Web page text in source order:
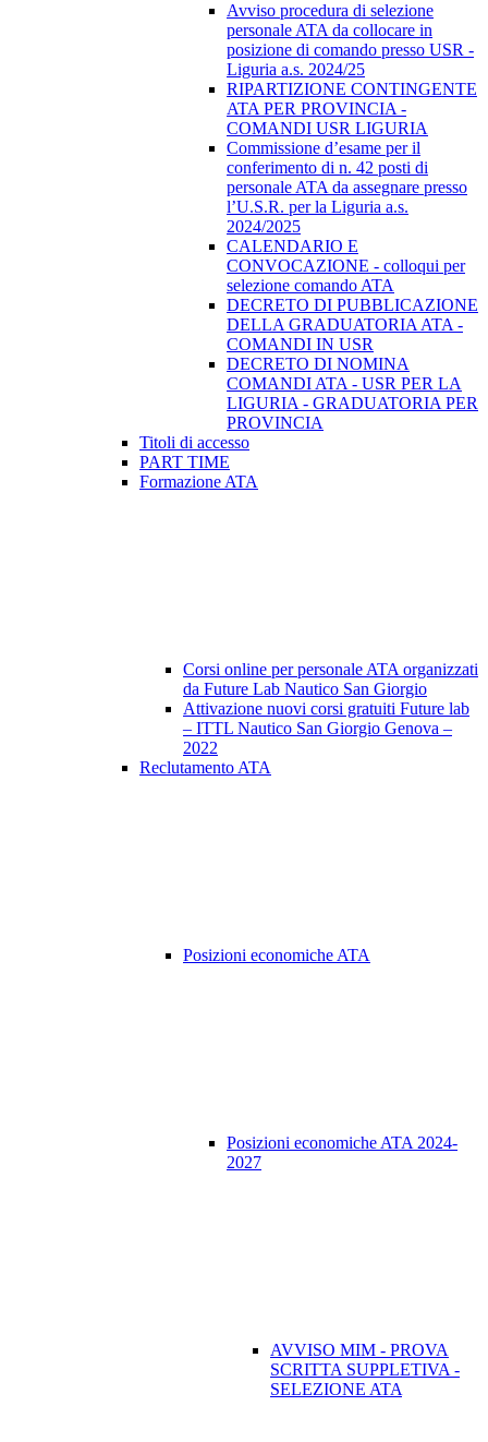
Avviso procedura di selezione
personale ATA da collocare in
posizione di comando presso USR -
Liguria a.s. 2024/25
RIPARTIZIONE CONTINGENTE
ATA PER PROVINCIA -
COMANDI USR LIGURIA
Commissione d’esame per il
conferimento di n. 42 posti di
personale ATA da assegnare presso
l’U.S.R. per la Liguria a.s.
2024/2025
CALENDARIO E
CONVOCAZIONE - colloqui per
selezione comando ATA
DECRETO DI PUBBLICAZIONE
DELLA GRADUATORIA ATA -
COMANDI IN USR
DECRETO DI NOMINA
COMANDI ATA - USR PER LA
LIGURIA - GRADUATORIA PER
PROVINCIA
Titoli di accesso
PART TIME
Formazione ATA
Corsi online per personale ATA organizzati
da Future Lab Nautico San Giorgio
Attivazione nuovi corsi gratuiti Future lab
– ITTL Nautico San Giorgio Genova –
2022
Reclutamento ATA
Posizioni economiche ATA
Posizioni economiche ATA 2024-
2027
AVVISO MIM - PROVA
SCRITTA SUPPLETIVA -
SELEZIONE ATA